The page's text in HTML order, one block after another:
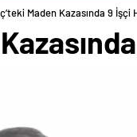
Maden Kazasında 9 İşçi